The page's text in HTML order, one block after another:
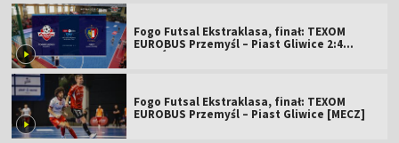
Fogo Futsal Ekstraklasa, finał: TEXOM
EUROBUS Przemyśl – Piast Gliwice 2:4
[SKRÓT]
Fogo Futsal Ekstraklasa, finał: TEXOM
EUROBUS Przemyśl – Piast Gliwice [MECZ]